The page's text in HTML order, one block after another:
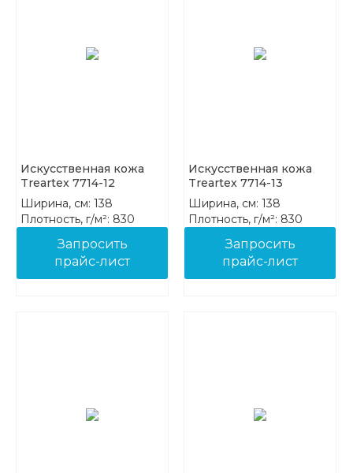
Искусственная кожа
Treartex 7714-12
Ширина, см: 138
Плотность, г/м²: 830
Запросить
прайс-лист
Искусственная кожа
Treartex 7714-13
Ширина, см: 138
Плотность, г/м²: 830
Запросить
прайс-лист